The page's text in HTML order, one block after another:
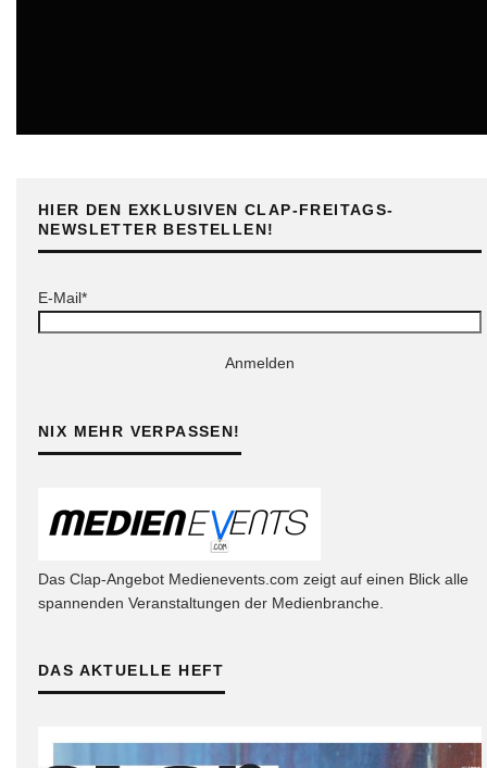
HIER DEN EXKLUSIVEN CLAP-FREITAGS-
NEWSLETTER BESTELLEN!
E-Mail*
Anmelden
NIX MEHR VERPASSEN!
Das Clap-Angebot Medienevents.com zeigt auf einen Blick alle
spannenden Veranstaltungen der Medienbranche.
DAS AKTUELLE HEFT